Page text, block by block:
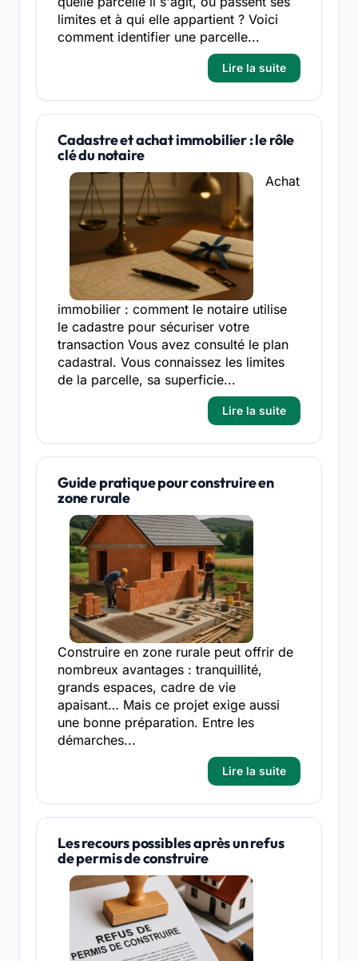
limites et à qui elle appartient ? Voici
comment identifier une parcelle...
Lire la suite
Cadastre et achat immobilier : le rôle
clé du notaire
Achat
immobilier : comment le notaire utilise
le cadastre pour sécuriser votre
transaction Vous avez consulté le plan
cadastral. Vous connaissez les limites
de la parcelle, sa superficie...
Lire la suite
Guide pratique pour construire en
zone rurale
Construire en zone rurale peut offrir de
nombreux avantages : tranquillité,
grands espaces, cadre de vie
apaisant… Mais ce projet exige aussi
une bonne préparation. Entre les
démarches...
Lire la suite
Les recours possibles après un refus
de permis de construire